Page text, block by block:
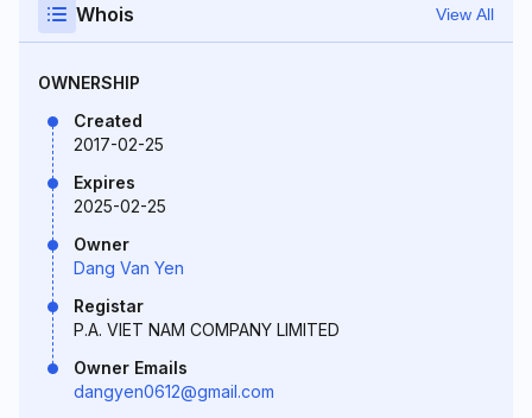
Whois View All
OWNERSHIP
Created
2017-02-25
Expires
2025-02-25
Owner
Dang Van Yen
Registar
P.A. VIET NAM COMPANY LIMITED
Owner Emails
dangyen0612@gmail.com